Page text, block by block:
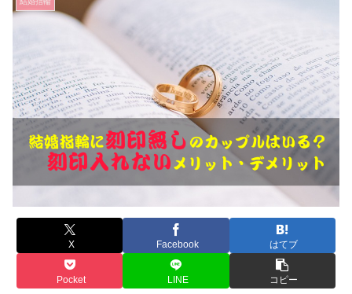
X Facebook はてブ
Pocket LINE コピー